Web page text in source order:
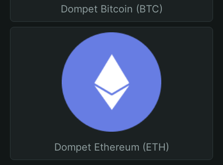
Dompet Bitcoin (BTC)
Dompet Ethereum (ETH)